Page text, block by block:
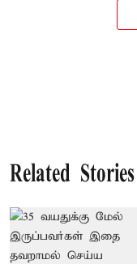
Related Stories